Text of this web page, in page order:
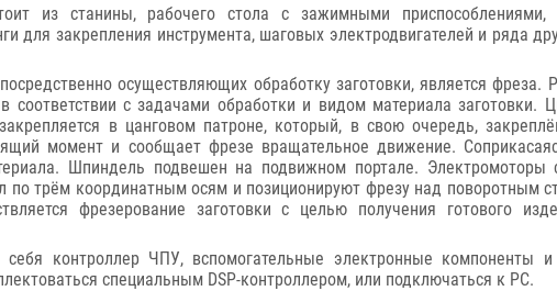
из станины, рабочего стола с зажимными приспособлениями,
для закрепления инструмента, шаговых электродвигателей и ряда
осуществляющих обработку заготовки, является
с задачами обработки и видом материала заготовки.
в цанговом патроне, который, в свою очередь,
момент и сообщает фрезе вращательное движение.
Шпиндель подвешен на подвижном портале. Электромоторы
трём координатным осям и позиционируют фрезу над поворотным
фрезерование заготовки с целью получения готового
себя контроллер ЧПУ, вспомогательные электронные компоненты
специальным DSP-контроллером, или подключаться к PC.